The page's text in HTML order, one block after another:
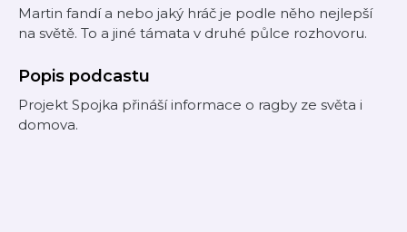
Martin fandí a nebo jaký hráč je podle něho nejlepší
na světě. To a jiné támata v druhé půlce rozhovoru.
Popis podcastu
Projekt Spojka přináší informace o ragby ze světa i
domova.